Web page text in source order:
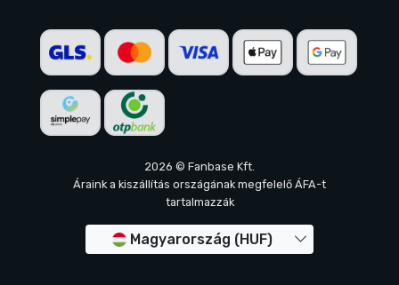
2026 © Fanbase Kft.
Áraink a kiszállítás országának megfelelő ÁFA-t
tartalmazzák
Magyarország (HUF)